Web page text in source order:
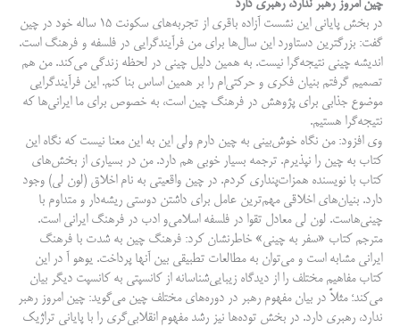
چین امروز رهبر ندارد، رهبری دارد
در بخش پایانی این نشست آزاده باقری از تجربه‌های سکونت ۱۵ ساله خود در چین
گفت: بزرگترین دستاورد این سال‌ها برای من فرآیندگرایی در فلسفه و فرهنگ است.
اندیشه چینی نتیجه‌گرا نیست. به همین دلیل چینی در لحظه زندگی می‌کند. من هم
تصمیم گرفتم بنیان فکری و حرکتی‌ام را بر همین اساس بنا کنم. این فرآیندگرایی
موضوع جذابی برای پژوهش در فرهنگ چین است، به خصوص برای ما ایرانی‌ها که
نتیجه‌گرا هستیم.
وی افزود: من نگاه خوش‌بینی به چین دارم ولی این به این معنا نیست که نگاه این
کتاب به چین را نپذیرم. ترجمه بسیار خوبی هم دارد. من در بسیاری از بخش‌های
کتاب با نویسنده همزات‌پنداری کردم. در چین واقعیتی به نام اخلاق (لون لی) وجود
دارد. بنیان‌های اخلاقی مهم‌ترین عامل برای داشتن دوستی ریشه‌دار و متداوم با
چینی‌هاست. لون لی معادل تقوا در فلسفه اسلامی‌و ادب در فرهنگ ایرانی است.
مترجم کتاب «سفر به چینی» خاطرنشان کرد: فرهنگ چین به شدت با فرهنگ
ایرانی مشابه است و می‌توان به مطالعات تطبیقی بین آنها پرداخت. یوهو آ در این
کتاب مفاهیم مختلف را از دیدگاه زیبایی‌شناسانه از کانسپتی به کانسپت دیگر بیان
می‌کند؛ مثلاً در بیان مفهوم رهبر در دوره‌های مختلف چین می‌گوید: چین امروز رهبر
ندارد، رهبری دارد. در بخش توده‌ها نیز رشد مفهوم انقلابی‌گری را با پایانی تراژیک